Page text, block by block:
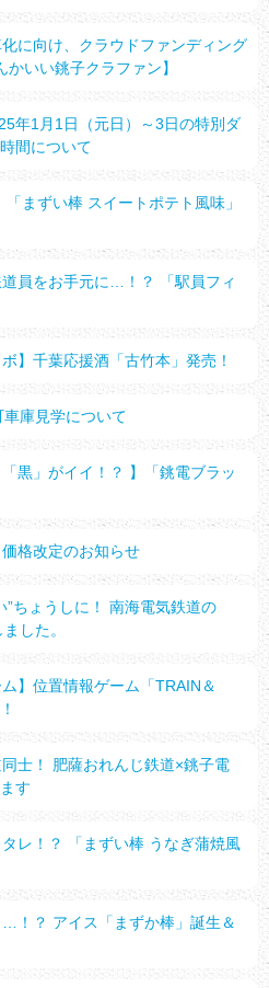
に向け、クラウドファンディング
いい銚子クラファン】
年1月1日（元日）～3日の特別ダ
間について
「まずい棒 スイートポテト風味」
道員をお手元に…！？ 「駅員フィ
ボ】千葉応援酒「古竹本」発売！
庫見学について
「黒」がイイ！？ 】「銚電ブラッ
格改定のお知らせ
”ちょうしに！ 南海電気鉄道の
した。
ム】位置情報ゲーム「TRAIN＆
士！ 肥薩おれんじ鉄道×銚子電
す
レ！？ 「まずい棒 うなぎ蒲焼風
！？ アイス「まずか棒」誕生＆